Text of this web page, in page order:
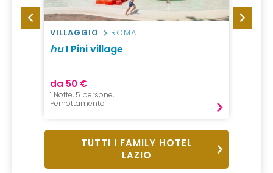
VILLAGGIO ROMA
huI Pini village
da 50 €
1 Notte, 5 persone,
Pernottamento
TUTTI I FAMILY HOTEL
LAZIO